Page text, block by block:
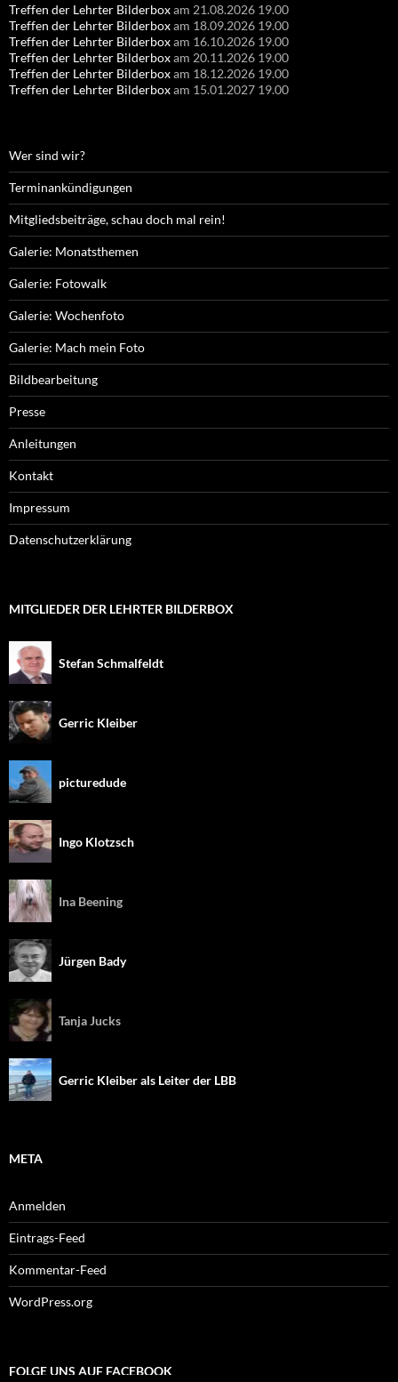
Treffen der Lehrter Bilderboxam 21.08.2026 19.00
Treffen der Lehrter Bilderboxam 18.09.2026 19.00
Treffen der Lehrter Bilderboxam 16.10.2026 19.00
Treffen der Lehrter Bilderboxam 20.11.2026 19.00
Treffen der Lehrter Bilderboxam 18.12.2026 19.00
Treffen der Lehrter Bilderboxam 15.01.2027 19.00
Wer sind wir?
Terminankündigungen
Mitgliedsbeiträge, schau doch mal rein!
Galerie: Monatsthemen
Galerie: Fotowalk
Galerie: Wochenfoto
Galerie: Mach mein Foto
Bildbearbeitung
Presse
Anleitungen
Kontakt
Impressum
Datenschutzerklärung
MITGLIEDER DER LEHRTER BILDERBOX
Stefan Schmalfeldt
Gerric Kleiber
picturedude
Ingo Klotzsch
Ina Beening
Jürgen Bady
Tanja Jucks
Gerric Kleiber als Leiter der LBB
META
Anmelden
Eintrags-Feed
Kommentar-Feed
WordPress.org
FOLGE UNS AUF FACEBOOK